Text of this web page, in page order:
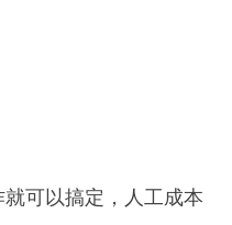
可以搞定，人工成本